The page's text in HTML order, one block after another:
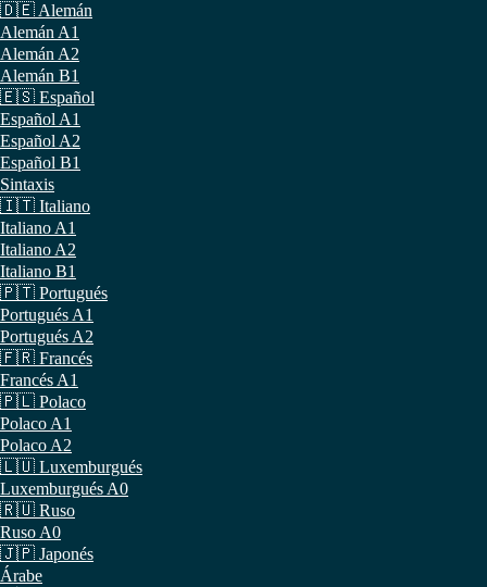
🇩🇪 Alemán
Alemán A1
Alemán A2
Alemán B1
🇪🇸 Español
Español A1
Español A2
Español B1
Sintaxis
🇮🇹 Italiano
Italiano A1
Italiano A2
Italiano B1
🇵🇹 Portugués
Portugués A1
Portugués A2
🇫🇷 Francés
Francés A1
🇵🇱 Polaco
Polaco A1
Polaco A2
🇱🇺 Luxemburgués
Luxemburgués A0
🇷🇺 Ruso
Ruso A0
🇯🇵 Japonés
Árabe